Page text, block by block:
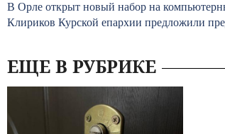
В Орле открыт новый набор на
Клириков Курской епархии предложили
ЕЩЕ В РУБРИКЕ